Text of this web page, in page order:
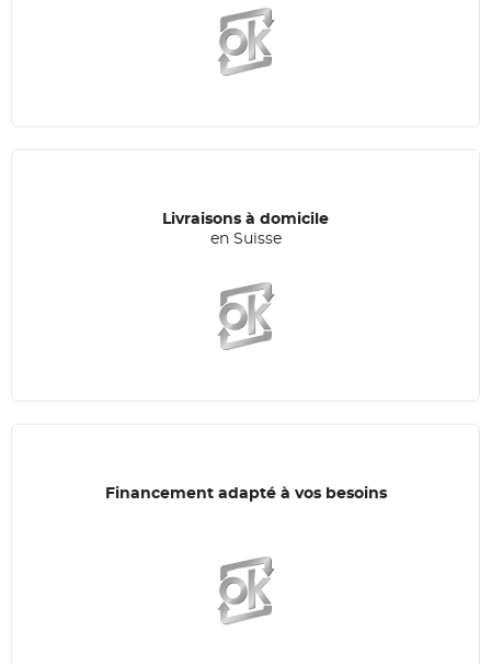
Livraisons à domicile
en Suisse
Financement adapté à vos besoins